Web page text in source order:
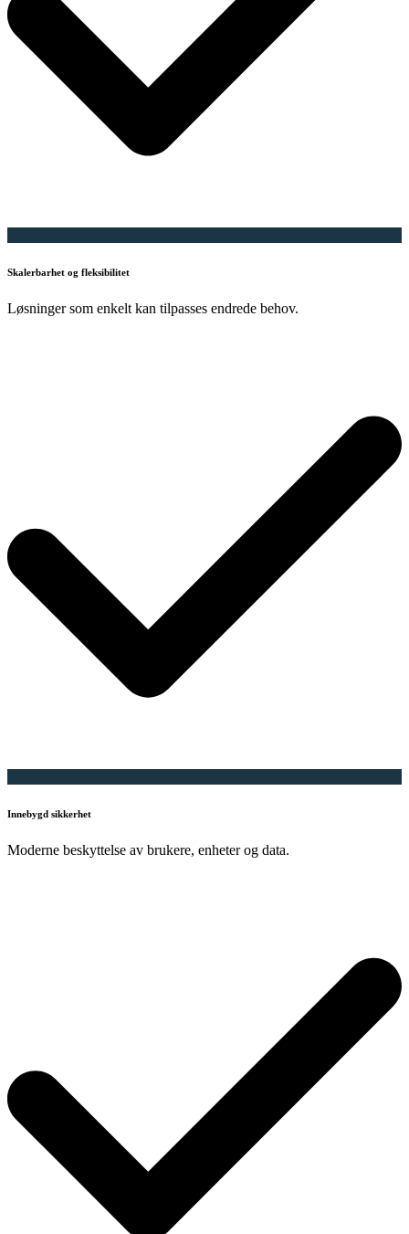
Skalerbarhet og fleksibilitet
Løsninger som enkelt kan tilpasses endrede behov.
Innebygd sikkerhet
Moderne beskyttelse av brukere, enheter og data.